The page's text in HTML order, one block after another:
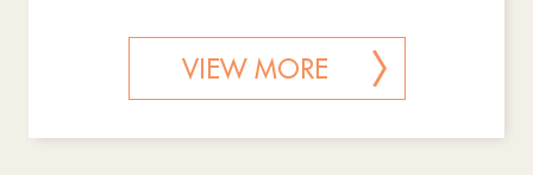
VIEW MORE